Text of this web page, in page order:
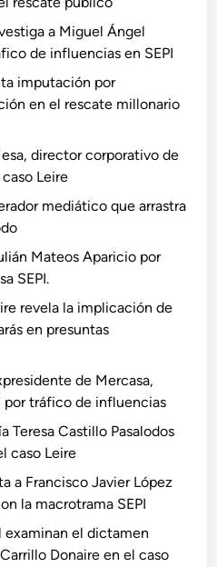
a Miguel Ángel
de influencias en SEPI
imputación por
en el rescate millonario
director corporativo de
Leire
mediático que arrastra
Mateos Aparicio por
SEPI.
revela la implicación de
en presuntas
de Mercasa,
por tráfico de influencias
Teresa Castillo Pasalodos
caso Leire
a Francisco Javier López
la macrotrama SEPI
examinan el dictamen
Donaire en el caso